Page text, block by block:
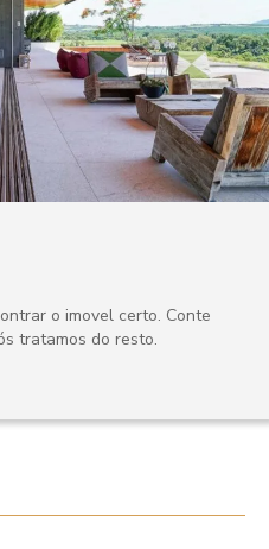
o imovel certo. Conte
tratamos do resto.